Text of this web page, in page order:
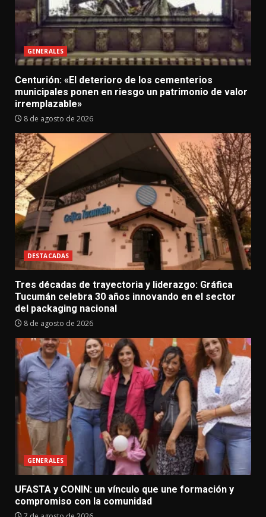
GENERALES
Centurión: «El deterioro de los cementerios
municipales ponen en riesgo un patrimonio de valor
irremplazable»
8 de agosto de 2026
DESTACADAS
Tres décadas de trayectoria y liderazgo: Gráfica
Tucumán celebra 30 años innovando en el sector
del packaging nacional
8 de agosto de 2026
GENERALES
UFASTA y CONIN: un vínculo que une formación y
compromiso con la comunidad